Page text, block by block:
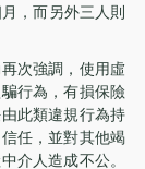
，而另外三人則
次強調，使用虛
行為，有損保險
此類違規行為持
任，並對其他竭
介人造成不公。